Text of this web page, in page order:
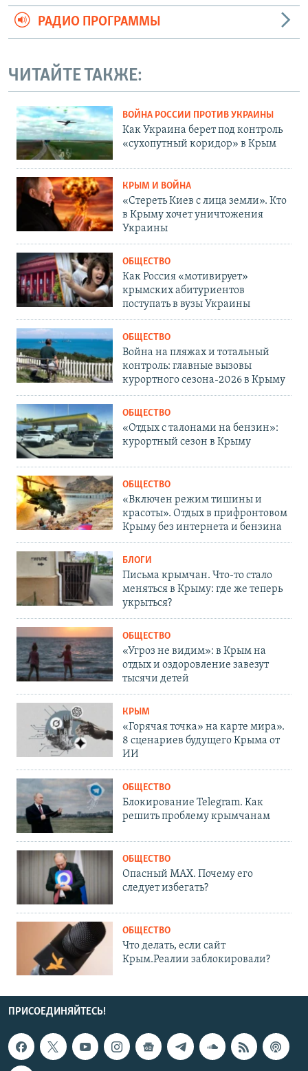
РАДИО ПРОГРАММЫ
ЧИТАЙТЕ ТАКЖЕ:
ВОЙНА РОССИИ ПРОТИВ УКРАИНЫ
Как Украина берет под контроль
«сухопутный коридор» в Крым
КРЫМ И ВОЙНА
«Стереть Киев с лица земли». Кто
в Крыму хочет уничтожения
Украины
ОБЩЕСТВО
Как Россия «мотивирует»
крымских абитуриентов
поступать в вузы Украины
ОБЩЕСТВО
Война на пляжах и тотальный
контроль: главные вызовы
курортного сезона-2026 в Крыму
ОБЩЕСТВО
«Отдых с талонами на бензин»:
курортный сезон в Крыму
ОБЩЕСТВО
«Включен режим тишины и
красоты». Отдых в прифронтовом
Крыму без интернета и бензина
БЛОГИ
Письма крымчан. Что-то стало
меняться в Крыму: где же теперь
укрыться?
ОБЩЕСТВО
«Угроз не видим»: в Крым на
отдых и оздоровление завезут
тысячи детей
КРЫМ
«Горячая точка» на карте мира».
8 сценариев будущего Крыма от
ИИ
ОБЩЕСТВО
Блокирование Telegram. Как
решить проблему крымчанам
ОБЩЕСТВО
Опасный MAX. Почему его
следует избегать?
ОБЩЕСТВО
Что делать, если сайт
Крым.Реалии заблокировали?
ПРИСОЕДИНЯЙТЕСЬ!